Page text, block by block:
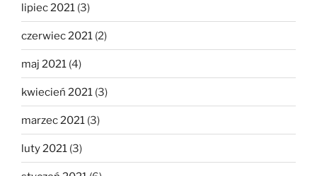
lipiec 2021 (3)
czerwiec 2021 (2)
maj 2021 (4)
kwiecień 2021 (3)
marzec 2021 (3)
luty 2021 (3)